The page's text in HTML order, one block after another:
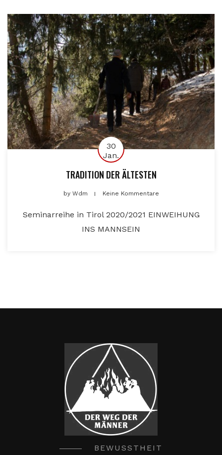
30
Jan.
TRADITION DER ÄLTESTEN
byWdm Keine Kommentare
Seminarreihe in Tirol 2020/2021 EINWEIHUNG
INS MANNSEIN
BEWUSSTHEIT